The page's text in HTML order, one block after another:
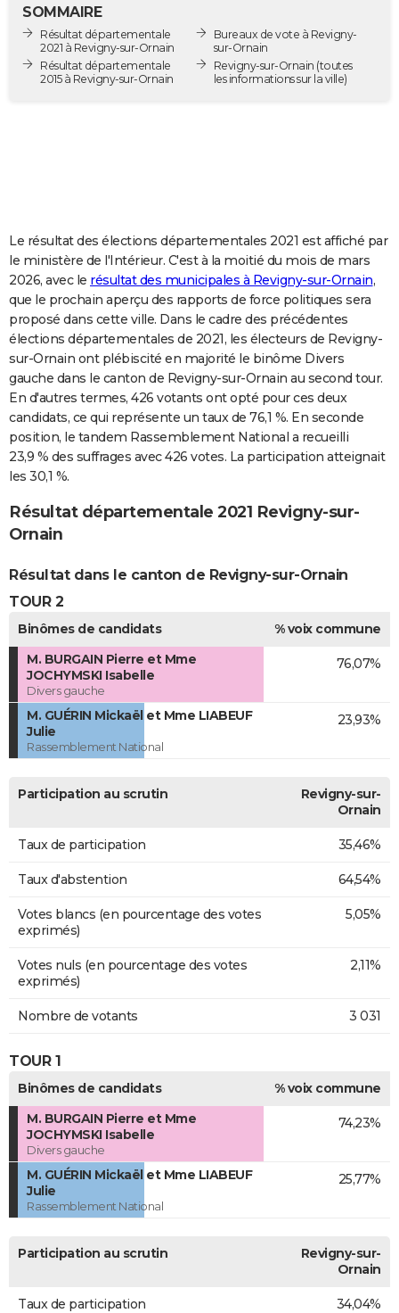
Destinations
City break
Voyage nature
Voyage de noces
Forum
Climat
GUIDES D'ACHAT
COPAINS D'AVANT
AVIS DE DÉCÈS
FORUM
Bricolage
Lifestyle
Culture
Sport
Auto
Television
Voyage
Cinema
SOMMAIRE
Résultat départementale
2021 à Revigny-sur-Ornain
Résultat départementale
2015 à Revigny-sur-Ornain
Bureaux de vote à Revigny-
sur-Ornain
Revigny-sur-Ornain (toutes
les informations sur la ville)
Le résultat des élections départementales 2021 est affiché par
le ministère de l'Intérieur. C'est à la moitié du mois de mars
2026, avec le résultat des municipales à Revigny-sur-Ornain,
que le prochain aperçu des rapports de force politiques sera
proposé dans cette ville. Dans le cadre des précédentes
élections départementales de 2021, les électeurs de Revigny-
sur-Ornain ont plébiscité en majorité le binôme Divers
gauche dans le canton de Revigny-sur-Ornain au second tour.
En d'autres termes, 426 votants ont opté pour ces deux
candidats, ce qui représente un taux de 76,1 %. En seconde
position, le tandem Rassemblement National a recueilli
23,9 % des suffrages avec 426 votes. La participation atteignait
les 30,1 %.
Résultat départementale 2021 Revigny-sur-
Ornain
Résultat dans le canton de Revigny-sur-Ornain
TOUR 2
Binômes de candidats
% voix commune
M. BURGAIN Pierre et Mme
JOCHYMSKI Isabelle
Divers gauche
76,07%
M. GUÉRIN Mickaël et Mme LIABEUF
Julie
Rassemblement National
23,93%
Participation au scrutin
Revigny-sur-
Ornain
Taux de participation 35,46%
Taux d'abstention 64,54%
Votes blancs (en pourcentage des votes
exprimés)
5,05%
Votes nuls (en pourcentage des votes
exprimés)
2,11%
Nombre de votants 3 031
TOUR 1
Binômes de candidats
% voix commune
M. BURGAIN Pierre et Mme
JOCHYMSKI Isabelle
Divers gauche
74,23%
M. GUÉRIN Mickaël et Mme LIABEUF
Julie
Rassemblement National
25,77%
Participation au scrutin
Revigny-sur-
Ornain
Taux de participation 34,04%